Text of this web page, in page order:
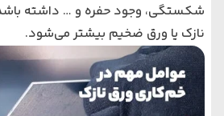
شکستگی، وجود حفره و … داشته
نازک یا ورق ضخیم بیشتر می‌شود.